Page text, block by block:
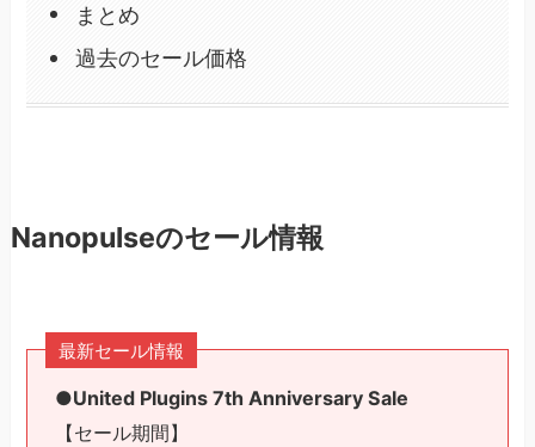
まとめ
過去のセール価格
Nanopulseのセール情報
最新セール情報
●United Plugins 7th Anniversary Sale
【セール期間】